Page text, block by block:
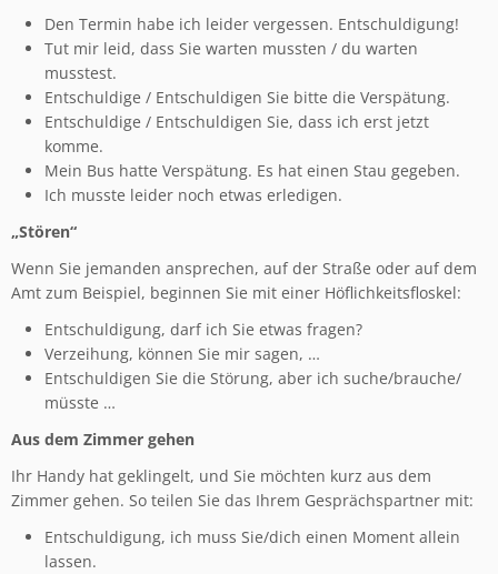
Den Termin habe ich leider vergessen. Entschuldigung!
Tut mir leid, dass Sie warten mussten / du warten
musstest.
Entschuldige / Entschuldigen Sie bitte die Verspätung.
Entschuldige / Entschuldigen Sie, dass ich erst jetzt
komme.
Mein Bus hatte Verspätung. Es hat einen Stau gegeben.
Ich musste leider noch etwas erledigen.
„Stören“
Wenn Sie jemanden ansprechen, auf der Straße oder auf dem
Amt zum Beispiel, beginnen Sie mit einer Höflichkeitsfloskel:
Entschuldigung, darf ich Sie etwas fragen?
Verzeihung, können Sie mir sagen, …
Entschuldigen Sie die Störung, aber ich suche/brauche/
müsste …
Aus dem Zimmer gehen
Ihr Handy hat geklingelt, und Sie möchten kurz aus dem
Zimmer gehen. So teilen Sie das Ihrem Gesprächspartner mit:
Entschuldigung, ich muss Sie/dich einen Moment allein
lassen.